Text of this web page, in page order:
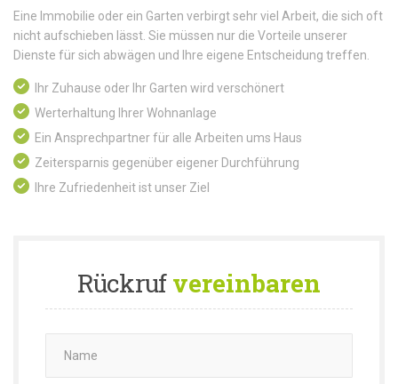
Eine Immobilie oder ein Garten verbirgt sehr viel Arbeit, die sich oft
nicht aufschieben lässt. Sie müssen nur die Vorteile unserer
Dienste für sich abwägen und Ihre eigene Entscheidung treffen.
Ihr Zuhause oder Ihr Garten wird verschönert
Werterhaltung Ihrer Wohnanlage
Ein Ansprechpartner für alle Arbeiten ums Haus
Zeitersparnis gegenüber eigener Durchführung
Ihre Zufriedenheit ist unser Ziel
Rückrufvereinbaren